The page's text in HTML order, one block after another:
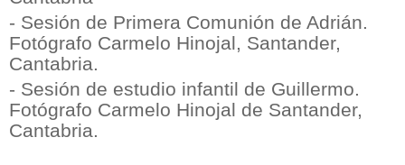
- Sesión de Primera Comunión de Adrián.
Fotógrafo Carmelo Hinojal, Santander,
Cantabria.
- Sesión de estudio infantil de Guillermo.
Fotógrafo Carmelo Hinojal de Santander,
Cantabria.